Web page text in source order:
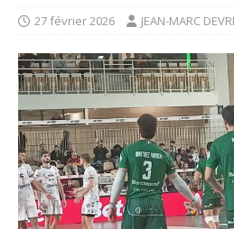
27 février 2026 JEAN-MARC